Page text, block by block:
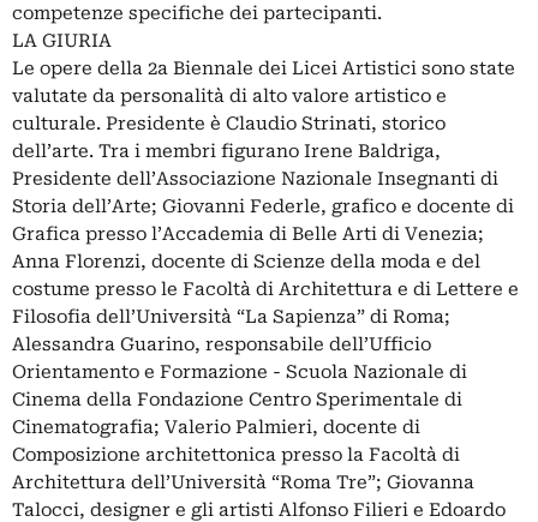
competenze specifiche dei partecipanti.
LA GIURIA
Le opere della 2a Biennale dei Licei Artistici sono state
valutate da personalità di alto valore artistico e
culturale. Presidente è Claudio Strinati, storico
dell’arte. Tra i membri figurano Irene Baldriga,
Presidente dell’Associazione Nazionale Insegnanti di
Storia dell’Arte; Giovanni Federle, grafico e docente di
Grafica presso l’Accademia di Belle Arti di Venezia;
Anna Florenzi, docente di Scienze della moda e del
costume presso le Facoltà di Architettura e di Lettere e
Filosofia dell’Università “La Sapienza” di Roma;
Alessandra Guarino, responsabile dell’Ufficio
Orientamento e Formazione - Scuola Nazionale di
Cinema della Fondazione Centro Sperimentale di
Cinematografia; Valerio Palmieri, docente di
Composizione architettonica presso la Facoltà di
Architettura dell’Università “Roma Tre”; Giovanna
Talocci, designer e gli artisti Alfonso Filieri e Edoardo